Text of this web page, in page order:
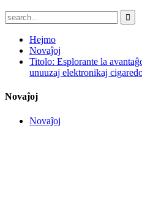
Hejmo
Novaĵoj
Titolo: Esplorante la
unuuzaj elektronikaj
Novaĵoj
Novaĵoj